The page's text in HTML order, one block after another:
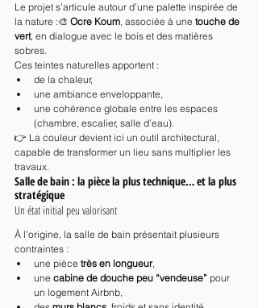
Le projet s’articule autour d’une palette inspirée de
la nature :🎨 Ocre Koum, associée à une touche de
vert, en dialogue avec le bois et des matières
sobres.
Ces teintes naturelles apportent :
de la chaleur,
une ambiance enveloppante,
une cohérence globale entre les espaces
(chambre, escalier, salle d’eau).
👉 La couleur devient ici un outil architectural,
capable de transformer un lieu sans multiplier les
travaux.
Salle de bain : la pièce la plus technique… et la plus
stratégique
Un état initial peu valorisant
À l’origine, la salle de bain présentait plusieurs
contraintes :
une pièce très en longueur,
une cabine de douche peu “vendeuse” pour
un logement Airbnb,